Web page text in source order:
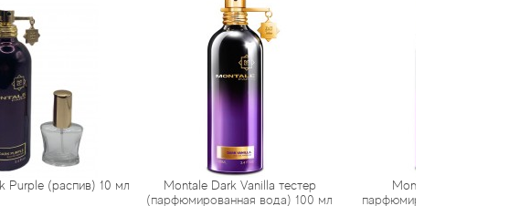
мл
Montale Dark Vanilla тестер
(парфюмированная вода) 100 мл
Montale Dark Vanilla
парфюмированная вода 20 мл